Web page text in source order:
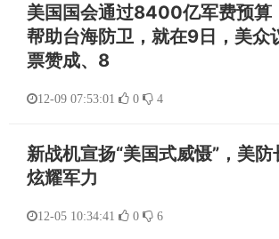
美国国会通过8400亿军费预算
帮助台海防卫，就在9日，美众
票赞成、8
12-09 07:53:01 0 4
新战机宣扬“美国式威慑”，美防
炫耀军力
12-05 10:34:41 0 6